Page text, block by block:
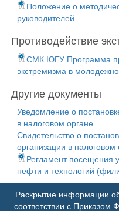
Положение о
руководителей
Противодействие
СМК ЮГУ Программа
экстремизма в
Другие документы
Уведомление о
в налоговом органе
Свидетельство о
организации в
Регламент посещения
нефти и технологий
Раскрытие информации
соответствии с Приказом